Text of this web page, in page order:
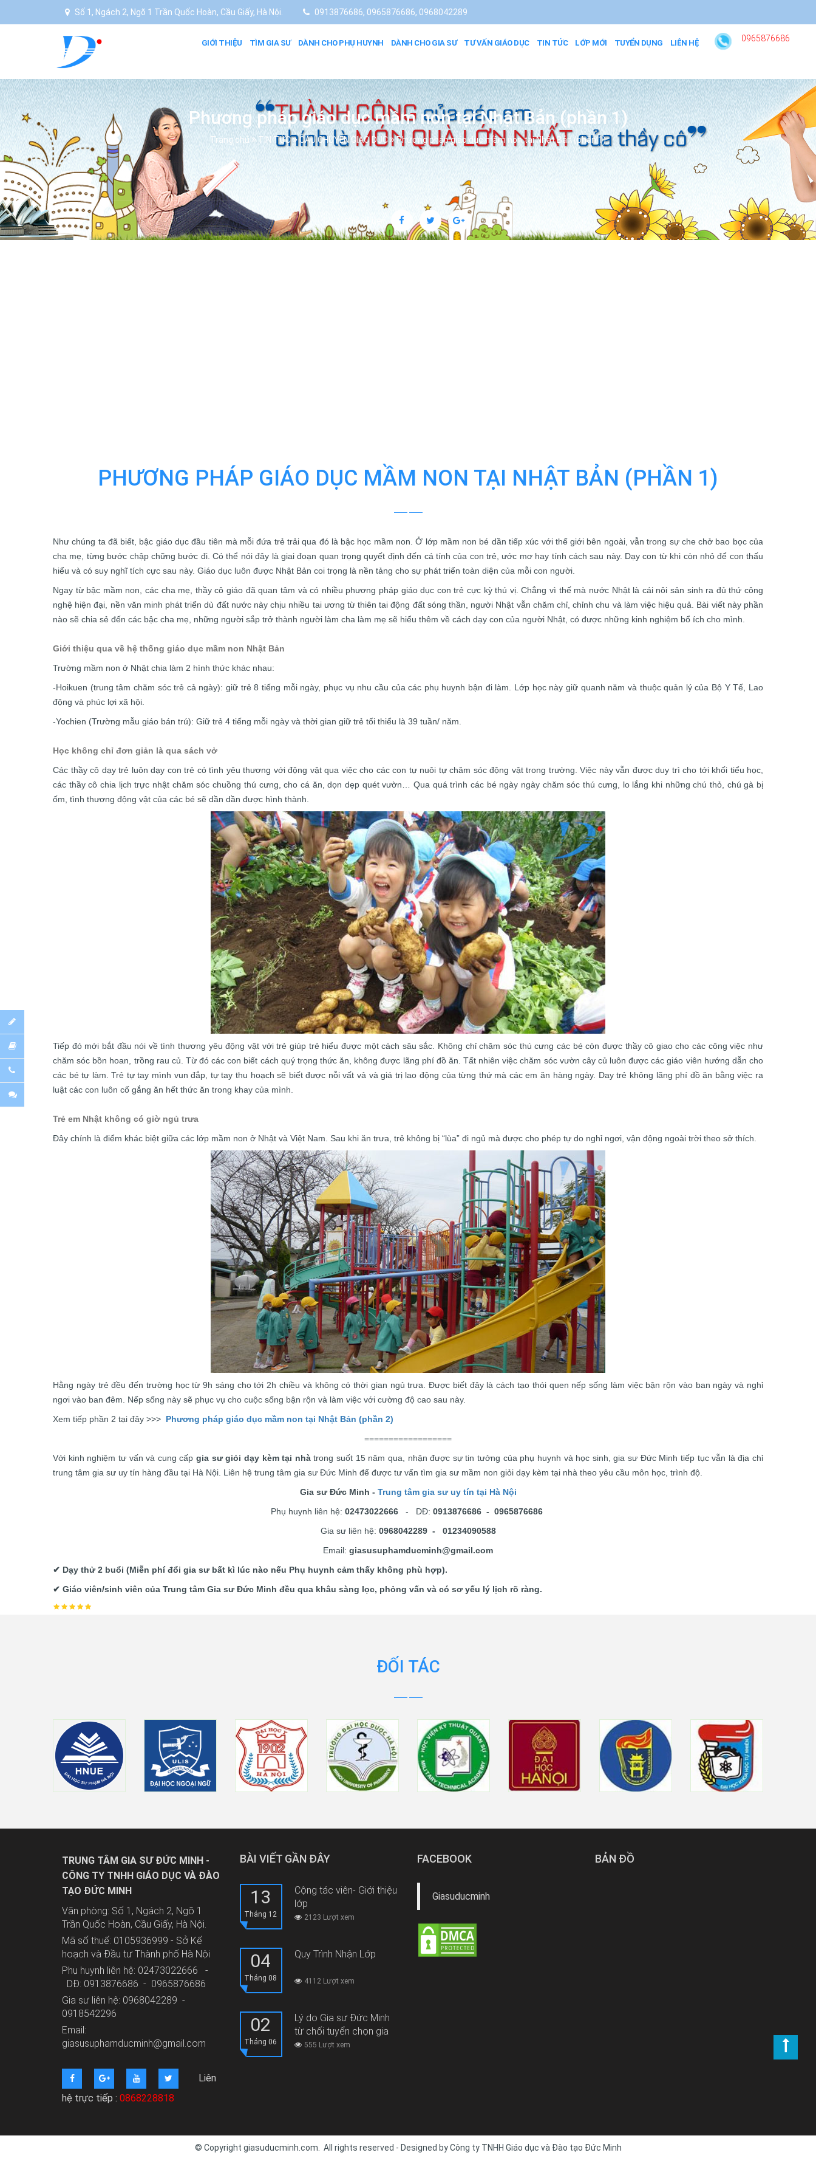
Số 1, Ngách 2, Ngõ 1 Trần Quốc Hoàn, Cầu Giấy, Hà Nội. 0913876686, 0965876686, 0968042289
GIỚI THIỆU TÌM GIA SƯ DÀNH CHO PHỤ HUYNH DÀNH CHO GIA SƯ TƯ VẤN GIÁO DỤC TIN TỨC LỚP MỚI TUYỂN DỤNG LIÊN HỆ 0965876686
Phương pháp giáo dục mầm non tại Nhật Bản (phần 1)
Trang chủ TIN TỨC CÂU CHUYỆN GIÁO DỤC Phương pháp giáo dục mầm non tại Nhật Bản (phần 1)
PHƯƠNG PHÁP GIÁO DỤC MẦM NON TẠI NHẬT BẢN (PHẦN 1)
Như chúng ta đã biết, bậc giáo dục đầu tiên mà mỗi đứa trẻ trải qua đó là bậc học mầm non. Ở lớp mầm non bé dần tiếp xúc với thế giới bên ngoài, vẫn trong sự che chở bao bọc của
cha mẹ, từng bước chập chững bước đi. Có thể nói đây là giai đoạn quan trọng quyết định đến cá tính của con trẻ, ước mơ hay tính cách sau này. Dạy con từ khi còn nhỏ để con thấu
hiểu và có suy nghĩ tích cực sau này. Giáo dục luôn được Nhật Bản coi trọng là nền tảng cho sự phát triển toàn diện của mỗi con người.
Ngay từ bậc mầm non, các cha mẹ, thầy cô giáo đã quan tâm và có nhiều phương pháp giáo dục con trẻ cực kỳ thú vị. Chẳng vì thế mà nước Nhật là cái nôi sản sinh ra đủ thứ công
nghệ hiện đại, nền văn minh phát triển dù đất nước này chịu nhiều tai ương từ thiên tai động đất sóng thần, người Nhật vẫn chăm chỉ, chỉnh chu và làm việc hiệu quả. Bài viết này phần
nào sẽ chia sẻ đến các bậc cha mẹ, những người sắp trở thành người làm cha làm mẹ sẽ hiểu thêm về cách dạy con của người Nhật, có được những kinh nghiệm bổ ích cho mình.
Giới thiệu qua về hệ thống giáo dục mầm non Nhật Bản
Trường mầm non ở Nhật chia làm 2 hình thức khác nhau:
-Hoikuen (trung tâm chăm sóc trẻ cả ngày): giữ trẻ 8 tiếng mỗi ngày, phục vụ nhu cầu của các phụ huynh bận đi làm. Lớp học này giữ quanh năm và thuộc quản lý của Bộ Y Tế, Lao
động và phúc lợi xã hội.
-Yochien (Trường mẫu giáo bán trú): Giữ trẻ 4 tiếng mỗi ngày và thời gian giữ trẻ tối thiểu là 39 tuần/ năm.
Học không chỉ đơn giản là qua sách vở
Các thầy cô dạy trẻ luôn dạy con trẻ có tình yêu thương với động vật qua việc cho các con tự nuôi tự chăm sóc động vật trong trường. Việc này vẫn được duy trì cho tới khối tiểu học,
các thầy cô chia lịch trực nhật chăm sóc chuồng thú cưng, cho cá ăn, dọn dẹp quét vườn… Qua quá trình các bé ngày ngày chăm sóc thú cưng, lo lắng khi những chú thỏ, chú gà bị
ốm, tình thương động vật của các bé sẽ dần dần được hình thành.
Tiếp đó mới bắt đầu nói về tình thương yêu động vật với trẻ giúp trẻ hiểu được một cách sâu sắc. Không chỉ chăm sóc thú cưng các bé còn được thầy cô giao cho các công việc như
chăm sóc bồn hoan, trồng rau củ. Từ đó các con biết cách quý trọng thức ăn, không được lãng phí đồ ăn. Tất nhiên việc chăm sóc vườn cây củ luôn được các giáo viên hướng dẫn cho
các bé tự làm. Trẻ tự tay mình vun đắp, tự tay thu hoạch sẽ biết được nỗi vất vả và giá trị lao động của từng thứ mà các em ăn hàng ngày. Day trẻ không lãng phí đồ ăn bằng việc ra
luật các con luôn cố gắng ăn hết thức ăn trong khay của mình.
Trẻ em Nhật không có giờ ngủ trưa
Đây chính là điểm khác biệt giữa các lớp mầm non ở Nhật và Việt Nam. Sau khi ăn trưa, trẻ không bị “lùa” đi ngủ mà được cho phép tự do nghỉ ngơi, vận động ngoài trời theo sở thích.
Hằng ngày trẻ đều đến trường học từ 9h sáng cho tới 2h chiều và không có thời gian ngủ trưa. Được biết đây là cách tạo thói quen nếp sống làm việc bận rộn vào ban ngày và nghỉ
ngơi vào ban đêm. Nếp sống này sẽ phục vụ cho cuộc sống bận rộn và làm việc với cường độ cao sau này.
Xem tiếp phần 2 tại đây >>> Phương pháp giáo dục mầm non tại Nhật Bản (phần 2)
==================
Với kinh nghiệm tư vấn và cung cấp gia sư giỏi dạy kèm tại nhàtrong suốt 15 năm qua, nhận được sự tin tưởng của phụ huynh và học sinh, gia sư Đức Minh tiếp tục vẫn là địa chỉ
trung tâm gia sư uy tín hàng đầu tại Hà Nội. Liên hệ trung tâm gia sư Đức Minh để được tư vấn tìm gia sư mầm non giỏi dạy kèm tại nhà theo yêu cầu môn học, trình độ.
Gia sư Đức Minh - Trung tâm gia sư uy tín tại Hà Nội
Phụ huynh liên hệ: 02473022666 - DĐ: 0913876686 - 0965876686
Gia sư liên hệ: 0968042289 - 01234090588
Email: giasusuphamducminh@gmail.com
✔ Dạy thử 2 buổi (Miễn phí đổi gia sư bất kì lúc nào nếu Phụ huynh cảm thấy không phù hợp).
✔ Giáo viên/sinh viên của Trung tâm Gia sư Đức Minh đều qua khâu sàng lọc, phỏng vấn và có sơ yếu lý lịch rõ ràng.
ĐỐI TÁC
TRUNG TÂM GIA SƯ ĐỨC MINH -
CÔNG TY TNHH GIÁO DỤC VÀ ĐÀO
TẠO ĐỨC MINH
Văn phòng: Số 1, Ngách 2, Ngõ 1
Trần Quốc Hoàn, Cầu Giấy, Hà Nội.
Mã số thuế: 0105936999 - Sở Kế
hoạch và Đầu tư Thành phố Hà Nội
Phụ huynh liên hệ: 02473022666 -
DĐ: 0913876686 - 0965876686
Gia sư liên hệ: 0968042289 -
0918542296
Email:
giasusuphamducminh@gmail.com
Liên
hệ trực tiếp : 0868228818
BÀI VIẾT GẦN ĐÂY
13
Tháng 12
Cộng tác viên- Giới thiệu
lớp
2123 Lượt xem
04
Tháng 08
Quy Trình Nhận Lớp
4112 Lượt xem
02
Tháng 06
Lý do Gia sư Đức Minh
từ chối tuyển chọn gia
sư thi hộ, gian lận thi cử
555 Lượt xem
FACEBOOK
Giasuducminh
BẢN ĐỒ
© Copyright giasuducminh.com. All rights reserved - Designed by Công ty TNHH Giáo dục và Đào tạo Đức Minh